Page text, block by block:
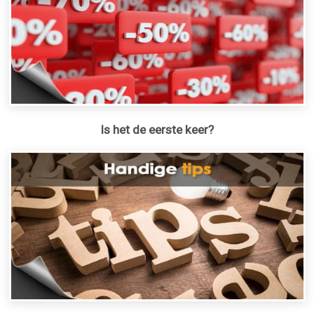
Is het de eerste keer?